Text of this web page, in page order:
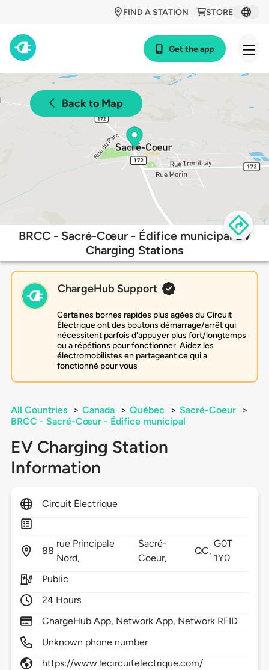
STORE
FIND A STATION
Get the app
Back to Map
BRCC - Sacré-Cœur - Édifice municipal EV
Charging Stations
ChargeHub Support
Certaines bornes rapides plus agées du Circuit
Électrique ont des boutons démarrage/arrêt qui
nécessitent parfois d'appuyer plus fort/longtemps
ou a répétions pour fonctionner. Aidez les
électromobilistes en partageant ce qui a
fonctionné pour vous
All Countries > Canada > Québec > Sacré-Coeur
>
BRCC - Sacré-Cœur - Édifice municipal
EV Charging Station
Information
Circuit Électrique
88
rue Principale
Nord,
Sacré-
Coeur,
QC,
G0T
1Y0
Public
24 Hours
ChargeHub App, Network App, Network RFID
Unknown phone number
https://www.lecircuitelectrique.com/